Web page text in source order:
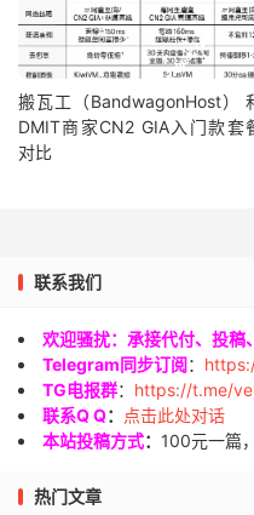
搬瓦工（BandwagonHost）
DMIT商家CN2 GIA入门款套
对比
联系我们
欢迎骚扰：承接代付、投稿
Telegram同步订阅：
TG电报群： https://t.me/
联系Q Q：
点击此处对话
本站投稿方式： 100元一篇
热门文章